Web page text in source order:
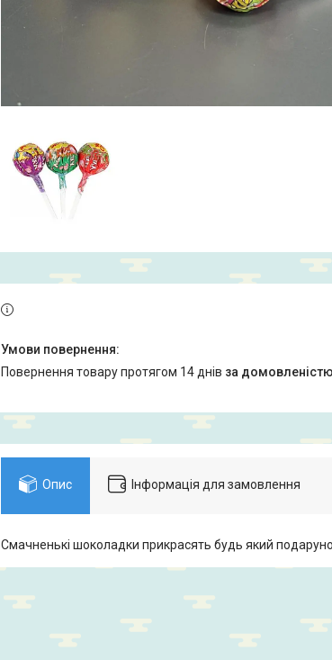
повернення товару протягом 14 днів за домовленістю
Опис Інформація для замовлення
Смачненькі шоколадки прикрасять будь який